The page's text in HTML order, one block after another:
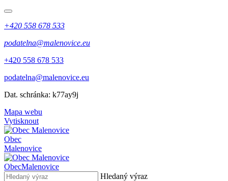
+420 558 678 533
podatelna@malenovice.eu
+420 558 678 533
podatelna@malenovice.eu
Dat. schránka: k77ay9j
Mapa webu
Vytisknout
Obec
Malenovice
ObecMalenovice
Hledaný výraz